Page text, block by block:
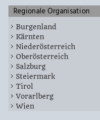
Regionale Organisation
Burgenland
Kärnten
Niederösterreich
Oberösterreich
Salzburg
Steiermark
Tirol
Vorarlberg
Wien